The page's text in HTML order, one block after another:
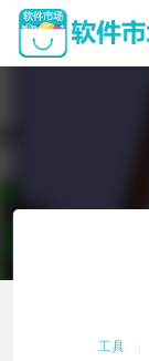
工具